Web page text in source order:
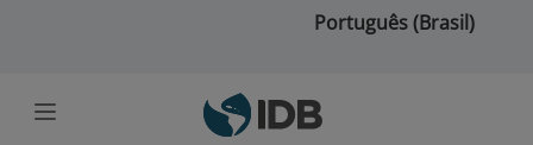
Português (Brasil)